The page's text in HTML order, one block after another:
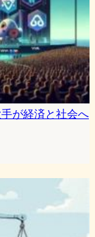
が経済と社会へ